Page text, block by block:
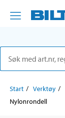
Start Verktøy
Nylonrondell